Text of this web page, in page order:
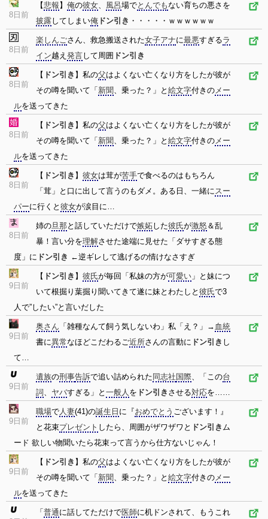
8日前
【悲報 】 俺の彼女、 風呂場でとんでもない育ちの悪さを
披露してしまい俺 ドン引き ・・・・・ｗｗｗｗｗｗ
8日前
楽しんごさん、救急搬送された女子アナに最悪すぎるラ
イン越え 発言して周囲 ドン引き
8日前
【 ドン引き 】私の父はよくない亡くなり方をしたが彼が
その噂を聞いて「 新聞、乗った？」と 絵文字付きのメー
ルを送ってきた
8日前
【 ドン引き 】私の父はよくない亡くなり方をしたが彼が
その噂を聞いて「 新聞、乗った？」と 絵文字付きのメー
ルを送ってきた
8日前
【 ドン引き 】 彼女は茸が苦手で食べるのはもちろん
「茸」と口に出して言うのもダメ。ある日、一緒にスー
パーに行くと 彼女が涙目に…
8日前
姉の旦那 と話していただけで嫉妬した彼氏が激怒 ＆乱
暴！言い分を理解させた途端に見せた「ダサすぎる態
度」に ドン引き ←逆ギレして逃げるの情けなさすぎ
9日前
【 ドン引き 】 彼氏が毎回「私妹の方が可愛い 」と妹につ
いて根掘り葉掘り聞いてきて遂に妹とわたしと 彼氏で3
人で”したい”と言いだした
9日前
奥さん 「雑種なんて飼う気しないわ」私「え？」→ 血統
書に異常なほどこだわるご近所さんの言動に ドン引き し
て…
9日前
遺族の刑事告訴で追い詰められた 同志社 国際、「この台
詞 、 ヤバすぎる」と 一般人 を ドン引き させる対応を……
9日前
職場で人妻(41)の誕生日 に『おめでとう ございます！』
と花束プレゼント したら、周囲がザワザワと ドン引きム
ード 欲しい物聞いたら花束って言うから仕方ないじゃん！
9日前
【 ドン引き 】私の父はよくない亡くなり方をしたが彼が
その噂を聞いて「 新聞、乗った？」と 絵文字付きのメー
ルを送ってきた
「 普通に話してただけで医師に机ドンされて、もうこれ